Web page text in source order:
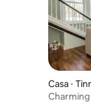
Casa ⋅